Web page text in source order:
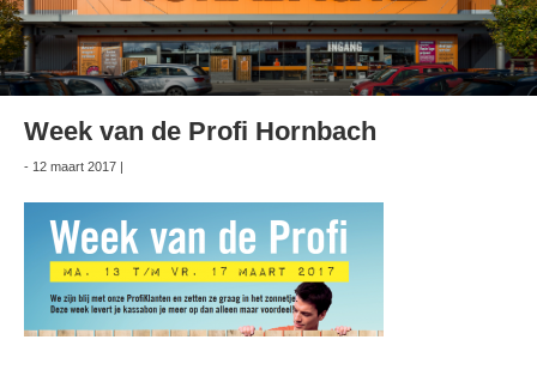
Week van de Profi Hornbach
- 12 maart 2017 |